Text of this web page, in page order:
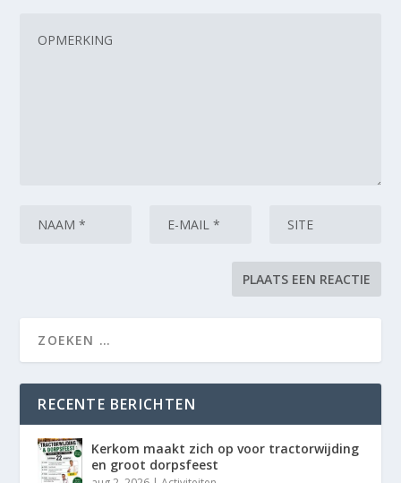
RECENTE BERICHTEN
Kerkom maakt zich op voor tractorwijding
en groot dorpsfeest